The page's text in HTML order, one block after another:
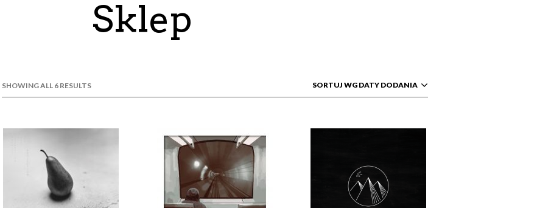
Sklep
SHOWING ALL 6 RESULTS SORTUJ WG DATY DODANIA